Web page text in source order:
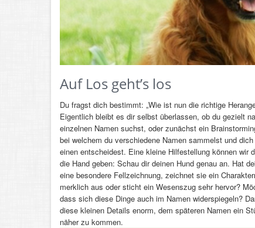
Auf Los geht’s los
Du fragst dich bestimmt: „Wie ist nun die richtige
Eigentlich bleibt es dir selbst überlassen, ob du gezielt
einzelnen Namen suchst, oder zunächst ein
bei welchem du verschiedene Namen sammelst und
einen entscheidest. Eine kleine Hilfestellung können wir
die Hand geben: Schau dir deinen Hund genau an. Hat
eine besondere Fellzeichnung, zeichnet sie ein
merklich aus oder sticht ein Wesenszug sehr hervor?
dass sich diese Dinge auch im Namen widerspiegeln?
diese kleinen Details enorm, dem späteren Namen ein
näher zu kommen.